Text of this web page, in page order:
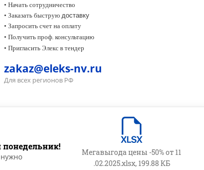
• Начать сотрудничество
• Заказать быструю доставку
• Запросить счет на оплату
• Получить проф. консультацию
• Пригласить Элекс в тендер
zakaz@eleks-nv.ru
Для всех регионов РФ
Мегавыгода цены -50% от 11
.02.2025.xlsx, 199.88 КБ